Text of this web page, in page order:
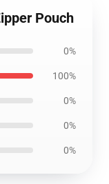
Pouch
0%
100%
0%
0%
0%